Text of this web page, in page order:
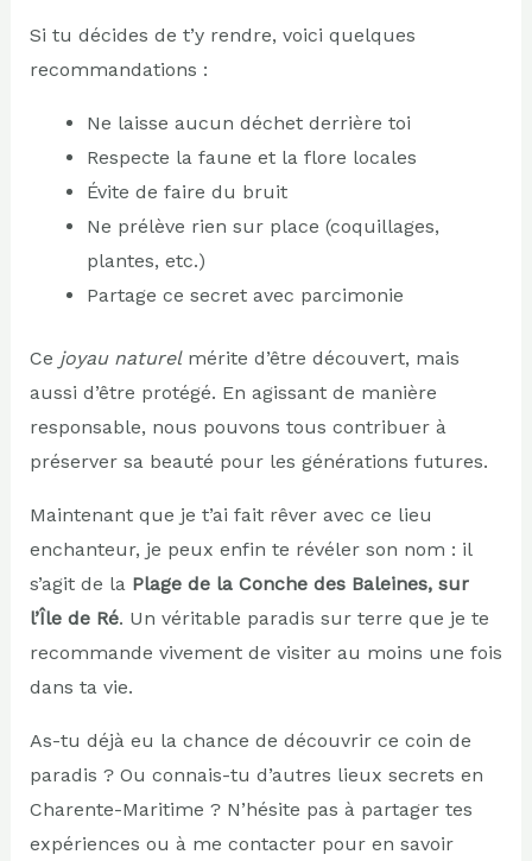
Si tu décides de t’y rendre, voici quelques
recommandations :
Ne laisse aucun déchet derrière toi
Respecte la faune et la flore locales
Évite de faire du bruit
Ne prélève rien sur place (coquillages,
plantes, etc.)
Partage ce secret avec parcimonie
Ce joyau naturelmérite d’être découvert, mais
aussi d’être protégé. En agissant de manière
responsable, nous pouvons tous contribuer à
préserver sa beauté pour les générations futures.
Maintenant que je t’ai fait rêver avec ce lieu
enchanteur, je peux enfin te révéler son nom : il
s’agit de la Plage de la Conche des Baleines, sur
l’Île de Ré. Un véritable paradis sur terre que je te
recommande vivement de visiter au moins une fois
dans ta vie.
As-tu déjà eu la chance de découvrir ce coin de
paradis ? Ou connais-tu d’autres lieux secrets en
Charente-Maritime ? N’hésite pas à partager tes
expériences ou à me contacter pour en savoir